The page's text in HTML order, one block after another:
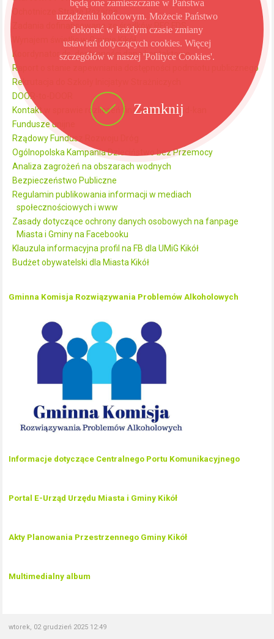
Ochotnicze Straże Pożarne
Zadania dofinansowane ze środków PFC FDS
Wynajem świetlic w Gminie Kikół
Koordynator ds. dostępności dane kontaktowe
Raport o stanie zapewniania dostępności podmiotu publicznego
Rekrutacja do Szkoły Inicjatyw Strażniczych
DOOR-to-DOOR
Kontakt w sprawie rozliczeń finansowych wod-kan
Fundusze unijne
Rządowy Fundusz Rozwoju Dróg
Ogólnopolska Kampania Dzieciństwo bez Przemocy
Analiza zagrożeń na obszarach wodnych
Bezpieczeństwo Publiczne
Regulamin publikowania informacji w mediach
społecznościowych i www
Zasady dotyczące ochrony danych osobowych na fanpage
Miasta i Gminy na Facebooku
Klauzula informacyjna profil na FB dla UMiG Kikół
Budżet obywatelski dla Miasta Kikół
Gminna Komisja Rozwiązywania Problemów Alkoholowych
Informacje dotyczące Centralnego Portu Komunikacyjnego
Portal E-Urząd Urzędu Miasta i Gminy Kikół
Akty Planowania Przestrzennego Gminy Kikół
Multimedialny album
wtorek, 02 grudzień 2025 12:49
Zamknij
będą one zamieszczane w Państwa
urządzeniu końcowym. Możecie Państwo
dokonać w każdym czasie zmiany
ustawień dotyczących cookies. Więcej
szczegółów w naszej 'Polityce Cookies'.